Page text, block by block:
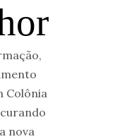
Colônia
nova